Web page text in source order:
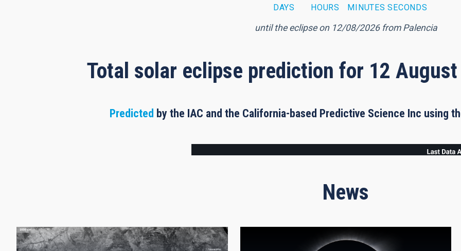
DAYS HOURS MINUTES SECONDS
until the eclipse on 12/08/2026 from Palencia
Total solar eclipse prediction for 12
Predicted by the IAC and the California-based Predictive Science Inc using
News